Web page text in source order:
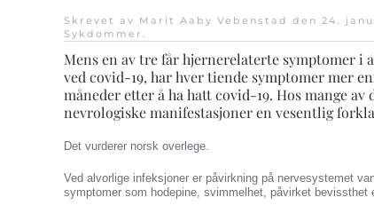
Skrevet av Marit Aaby Vebenstad den 24.
Sykdommer .
Mens en av tre får hjernerelaterte symptomer i
ved covid-19, har hver tiende symptomer mer
måneder etter å ha hatt covid-19. Hos mange av
nevrologiske manifestasjoner en vesentlig
Det vurderer norsk overlege.
Ved alvorlige infeksjoner er påvirkning på nervesystemet
symptomer som hodepine, svimmelhet, påvirket bevissthet